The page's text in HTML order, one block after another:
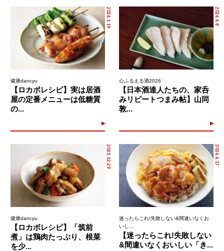
2026.1.19
健康dancyu
【ロカボレシピ】実は居酒
屋の定番メニューは低糖質
の...
2026.6.8
心ふるえる酒2026
【日本酒達人たちの、家呑
みリピートつまみ帖】山同
敦...
2025.12.29
健康dancyu
【ロカボレシピ】「筑前
煮」は鶏肉たっぷり、根菜
を少...
2026.6.17
迷ったらこれ!失敗しない&間違いなくお
いし...
【迷ったらこれ!失敗しない
&間違いなくおいしい「き...